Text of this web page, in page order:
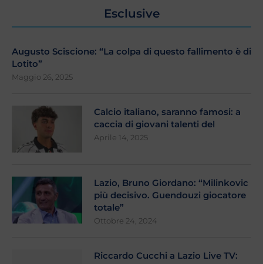
Esclusive
Augusto Sciscione: “La colpa di questo fallimento è di
Lotito”
Maggio 26, 2025
Calcio italiano, saranno famosi: a
caccia di giovani talenti del
Aprile 14, 2025
Lazio, Bruno Giordano: “Milinkovic
più decisivo. Guendouzi giocatore
totale”
Ottobre 24, 2024
Riccardo Cucchi a Lazio Live TV: